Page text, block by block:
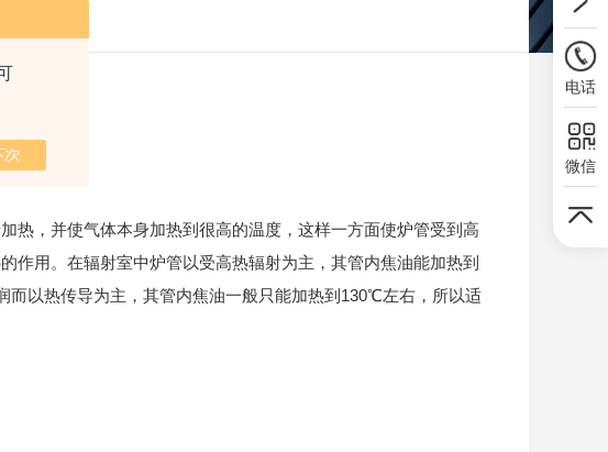
热，并使气体本身加热到很高的温度，这样一方面使炉管受到高
作用。在辐射室中炉管以受高热辐射为主，其管内焦油能加热到
以热传导为主，其管内焦油一般只能加热到130℃左右，所以适
电话
微信